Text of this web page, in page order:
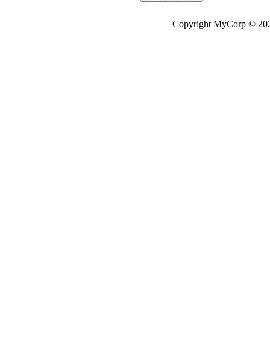
Copyright MyCorp ©